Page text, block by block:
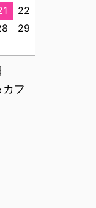
22
29
フ